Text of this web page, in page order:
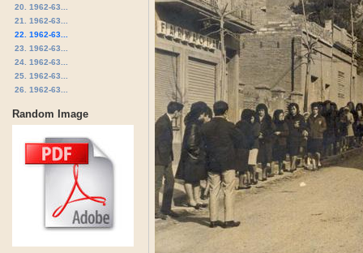
20. 1962-63...
21. 1962-63...
22. 1962-63...
23. 1962-63...
24. 1962-63...
25. 1962-63...
26. 1962-63...
Random Image